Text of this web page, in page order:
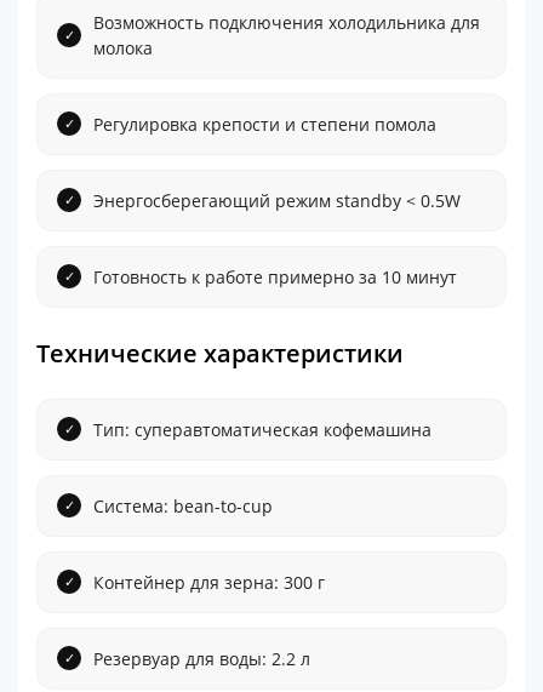
Возможность подключения холодильника для
молока
Регулировка крепости и степени помола
Энергосберегающий режим standby < 0.5W
Готовность к работе примерно за 10 минут
Технические характеристики
Тип: суперавтоматическая кофемашина
Система: bean-to-cup
Контейнер для зерна: 300 г
Резервуар для воды: 2.2 л